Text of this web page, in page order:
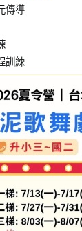
傳導
訓練